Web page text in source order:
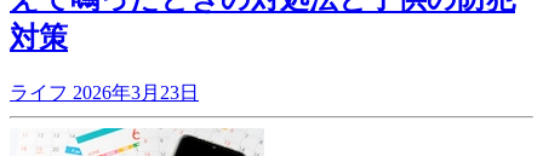
対策
ライフ 2026年3月23日